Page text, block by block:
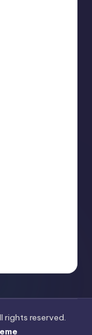
rights reserved.